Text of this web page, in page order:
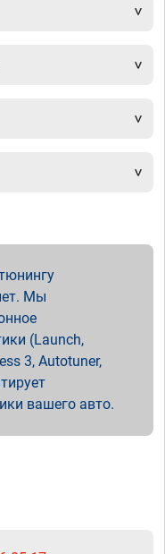
Мы
(Launch,
3, Autotuner,
вашего авто.